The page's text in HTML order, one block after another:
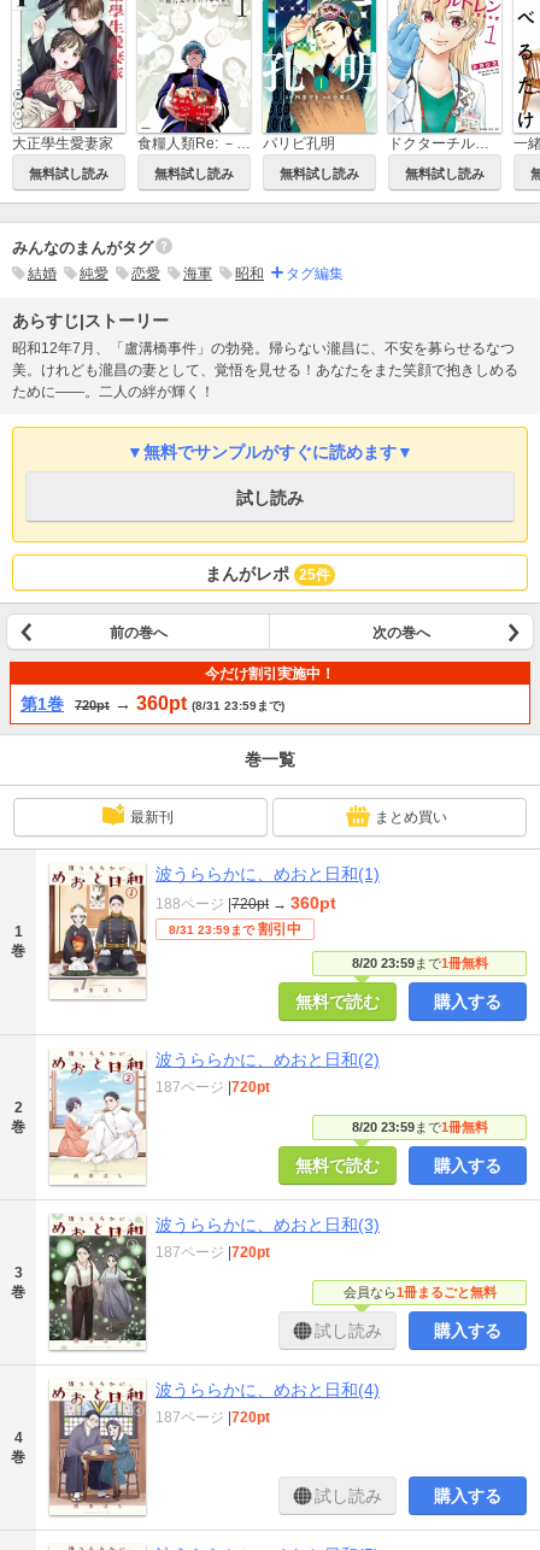
大正學生愛妻家
無料試し読み 無料試し読み
パリピ孔明
無料試し読み 無料試し読み
みんなのまんがタグ
結婚 純愛 恋愛 海軍 昭和 タグ編集
あらすじ|ストーリー
昭和12年7月、「盧溝橋事件」の勃発。帰らない瀧昌に、不安を募らせるなつ
美。けれども瀧昌の妻として、覚悟を見せる！あなたをまた笑顔で抱きしめる
ために――。二人の絆が輝く！
▼無料でサンプルがすぐに読めます▼
試し読み
まんがレポ 25件
前の巻へ 次の巻へ
今だけ割引実施中！
第1巻 720pt → 360pt (8/31 23:59まで)
巻一覧
最新刊 まとめ買い
1
巻
波うららかに、めおと日和(1)
8/20 23:59まで1冊無料
188ページ |720pt → 360pt
8/31 23:59まで 割引中
無料で読む 購入する
2
巻
波うららかに、めおと日和(2)
8/20 23:59まで1冊無料
187ページ |720pt
無料で読む 購入する
3
巻
波うららかに、めおと日和(3)
会員なら1冊まるごと無料
187ページ |720pt
試し読み 購入する
4
巻
波うららかに、めおと日和(4)
187ページ |720pt
試し読み 購入する